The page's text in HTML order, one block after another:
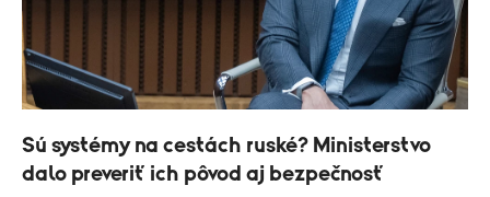
Sú systémy na cestách ruské? Ministerstvo
dalo preveriť ich pôvod aj bezpečnosť